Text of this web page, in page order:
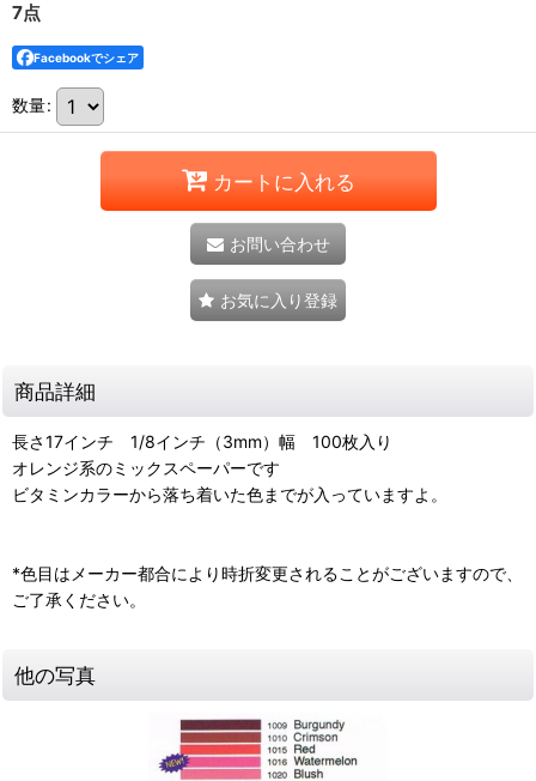
7点
Facebookでシェア
数量:
カートに入れる
お問い合わせ
お気に入り登録
商品詳細
長さ17インチ 1/8インチ（3mm）幅 100枚入り
オレンジ系のミックスペーパーです
ビタミンカラーから落ち着いた色までが入っていますよ。
*色目はメーカー都合により時折変更されることがございますので、
ご了承ください。
他の写真